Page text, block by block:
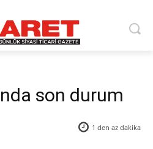
son durum
1 den az dakika